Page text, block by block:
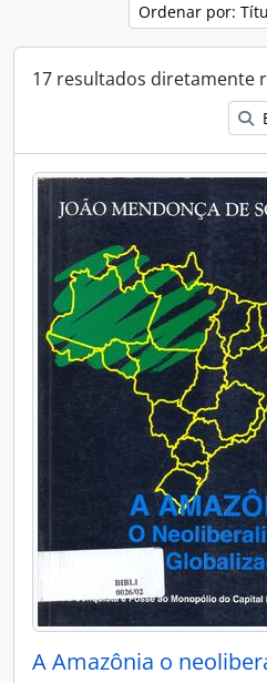
Ordenar por:
17 resultados diretamente